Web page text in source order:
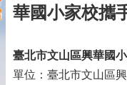
華國小家校攜
臺北市文山區興華國
單位：臺北市文山區